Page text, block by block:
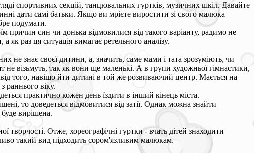
спортивних секцій, танцювальних гуртків, музичних шкіл. Давайте
дати самі батьки. Якщо ви мрієте виростити зі свого малюка
подумати.
син чи донька відмовилися від такого варіанту, радимо не
раз ця ситуація вимагає ретельного аналізу.
не знає своєї дитини, а, значить, саме мами і тата зрозуміють, чи
візьмуть, так як вони ще маленькі. А в групи художньої гімнастики,
того, навіщо йти дитині в той же розвиваючий центр. Мається на
раннього віку.
практично кожен день їздити в інший кінець міста.
то доведеться відмовитися від затії. Однак можна знайти
вирішена.
творчості. Отже, хореографічні гуртки - вчать дітей знаходити
такий вид підходить сором'язливим малюкам.